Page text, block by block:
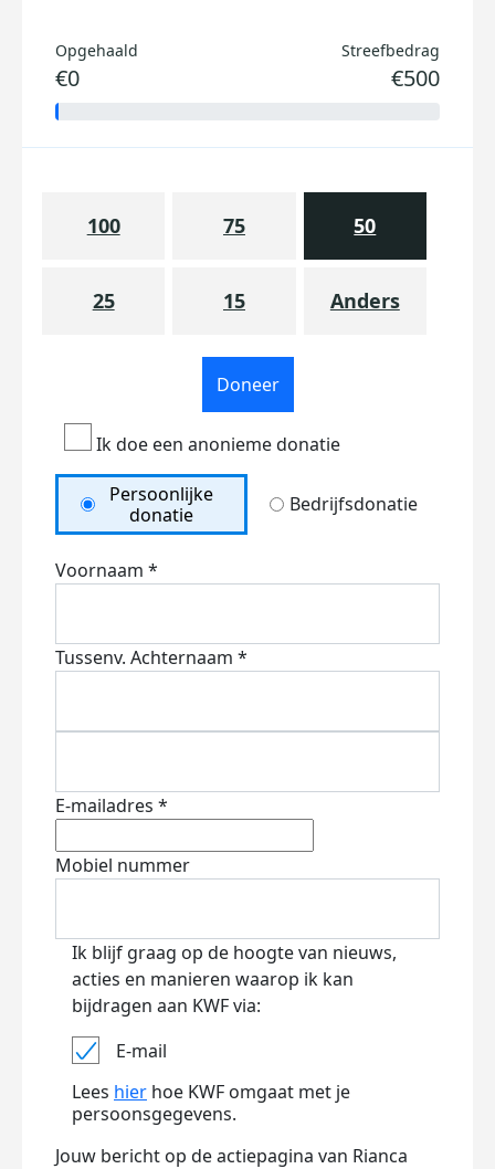
Opgehaald
€0
Streefbedrag
€500
100 75 50
25 15 Anders
Doneer
Ik doe een anonieme donatie
Persoonlijke
donatie
Bedrijfsdonatie
Voornaam *
Tussenv. Achternaam *
E-mailadres *
Mobiel nummer
Ik blijf graag op de hoogte van nieuws,
acties en manieren waarop ik kan
bijdragen aan KWF via:
E-mail
Lees hier hoe KWF omgaat met je
persoonsgegevens.
Jouw bericht op de actiepagina van Rianca